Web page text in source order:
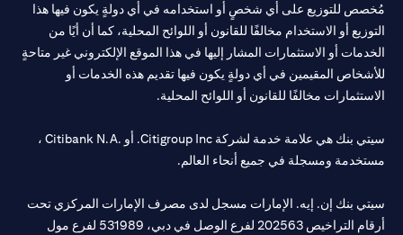
للتوزيع على أي شخصٍ أو استخدامه في أي دولةٍ يكون فيها هذا
أو الاستخدام مخالفًا للقانون أو اللوائح المحلية، كما أن أيًا من
أو الاستثمارات المشار إليها في هذا الموقع الإلكتروني غير متاحةٍ
المقيمين في أي دولةٍ يكون فيها تقديم هذه الخدمات أو
مخالفًا للقانون أو اللوائح المحلية.
سيتي بنك هي علامة خدمة لشركة Citigroup Inc. أو .Citibank N.A ،
ومسجلة في جميع أنحاء العالم.
بنك إن. إيه. الإمارات مسجل لدى مصرف الإمارات المركزي تحت
أرقام التراخيص 202563 لفرع الوصل في دبي، 531989 لفرع مول